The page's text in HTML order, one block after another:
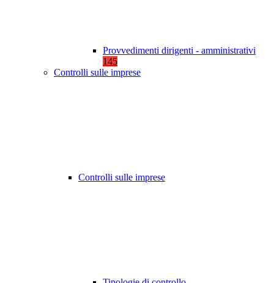
Provvedimenti dirigenti - amministrativi
145
Controlli sulle imprese
Controlli sulle imprese